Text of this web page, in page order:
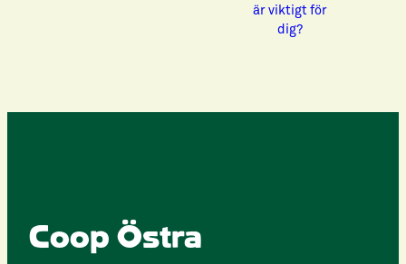
är viktigt för
dig?
Coop Östra